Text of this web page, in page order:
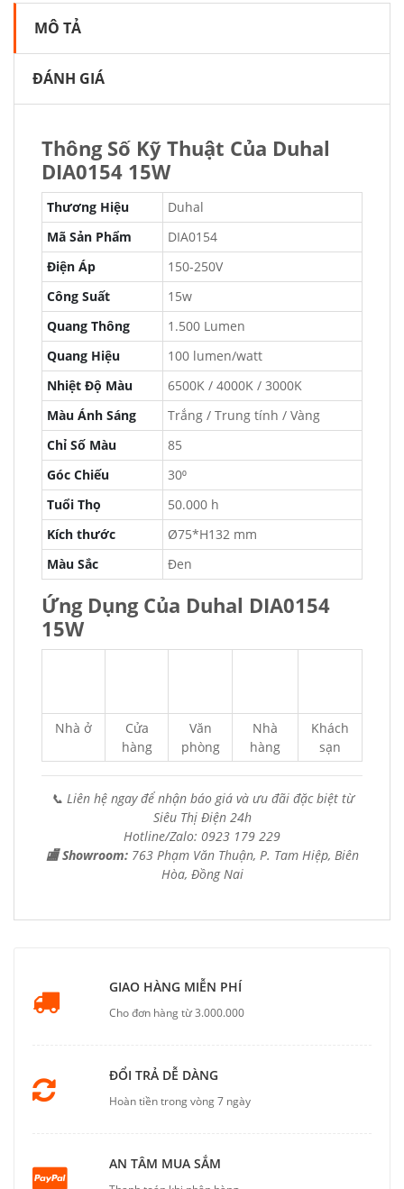
MÔ TẢ
ĐÁNH GIÁ
Thông Số Kỹ Thuật Của Duhal
DIA0154 15W
Thương Hiệu
Duhal
Mã Sản Phẩm
DIA0154
Điện Áp
150-250V
Công Suất
15w
Quang Thông
1.500 Lumen
Quang Hiệu
100 lumen/watt
Nhiệt Độ Màu
6500K / 4000K / 3000K
Màu Ánh Sáng
Trắng / Trung tính / Vàng
Chỉ Số Màu
85
Góc Chiếu
30⁰
Tuổi Thọ
50.000 h
Kích thước
Ø75*H132 mm
Màu Sắc
Đen
Ứng Dụng Của Duhal DIA0154
15W
Nhà ở
Cửa
hàng
Văn
phòng
Nhà
hàng
Khách
sạn
📞 Liên hệ ngay để nhận báo giá và ưu đãi đặc biệt từ
Siêu Thị Điện 24h
Hotline/Zalo: 0923 179 229
🏬 Showroom: 763 Phạm Văn Thuận, P. Tam Hiệp, Biên
Hòa, Đồng Nai
GIAO HÀNG MIỄN PHÍ
Cho đơn hàng từ 3.000.000
ĐỔI TRẢ DỄ DÀNG
Hoàn tiền trong vòng 7 ngày
AN TÂM MUA SẮM